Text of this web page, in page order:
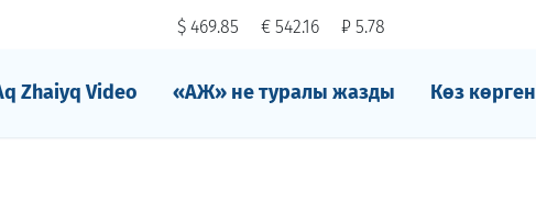
$ 469.85 € 542.16 ₽ 5.78
Zhaiyq Video «АЖ» не туралы жазды Көз көрген